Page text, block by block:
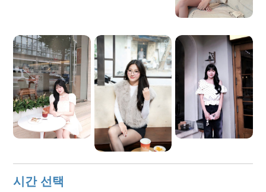
시간 선택